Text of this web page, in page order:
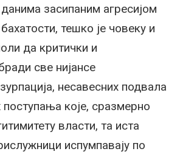
засипаним агресијом
тешко је човеку и
да критички и
све нијансе
несавесних подвала
које, сразмерно
власти, та иста
испумпавају по